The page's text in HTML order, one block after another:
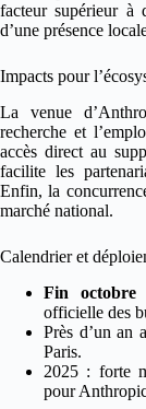
facteur supérieur à
d’une présence
Impacts pour
La venue
recherche et
accès direct au
facilite les
Enfin, la
marché national.
Calendrier et
Fin octobre
officielle des
Près d’un an
Paris.
2025 : forte
pour